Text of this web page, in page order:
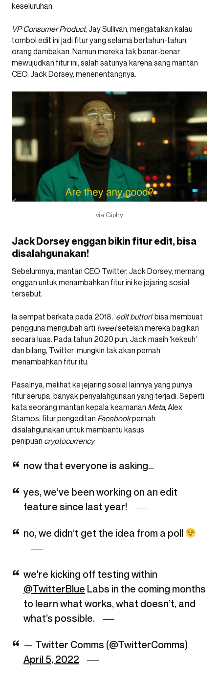
keseluruhan.
VP Consumer Product, Jay Sullivan, mengatakan kalau
tombol edit ini jadi fitur yang selama bertahun-tahun
orang dambakan. Namun mereka tak benar-benar
mewujudkan fitur ini, salah satunya karena sang mantan
CEO, Jack Dorsey, menenentangnya.
via Giphy
Jack Dorsey enggan bikin fitur edit, bisa
disalahgunakan!
Sebelumnya, mantan CEO Twitter, Jack Dorsey, memang
enggan untuk menambahkan fitur ini ke jejaring sosial
tersebut.
Ia sempat berkata pada 2018, ‘edit button‘ bisa membuat
pengguna mengubah arti tweetsetelah mereka bagikan
secara luas. Pada tahun 2020 pun, Jack masih ‘kekeuh’
dan bilang, Twitter ‘mungkin tak akan pernah’
menambahkan fitur itu.
Pasalnya, melihat ke jejaring sosial lainnya yang punya
fitur serupa, banyak penyalahgunaan yang terjadi. Seperti
kata seorang mantan kepala keamanan Meta, Alex
Stamos, fitur pengeditan Facebookpernah
disalahgunakan untuk membantu kasus
penipuan cryptocurrency.
now that everyone is asking…
yes, we’ve been working on an edit
feature since last year!
no, we didn’t get the idea from a poll
we're kicking off testing within
@TwitterBlue Labs in the coming months
to learn what works, what doesn’t, and
what’s possible.
— Twitter Comms (@TwitterComms)
April 5, 2022